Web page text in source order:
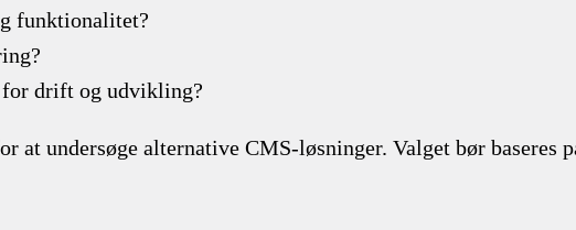
funktionalitet?
for drift og udvikling?
at undersøge alternative CMS-løsninger. Valget bør baseres